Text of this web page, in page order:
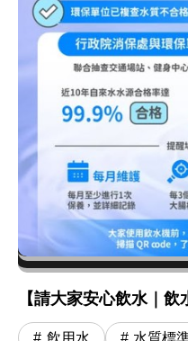
【請大家安心飲水｜飲
飲用水 水質標